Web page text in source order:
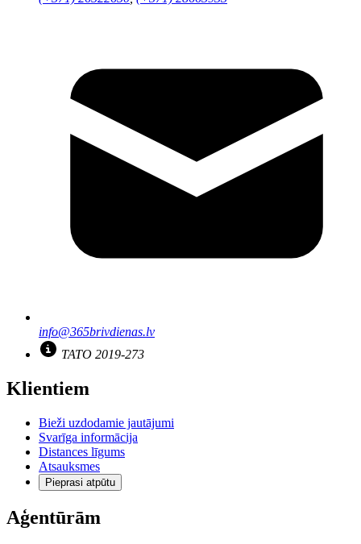
info@365brivdienas.lv
TATO 2019-273
Klientiem
Bieži uzdodamie jautājumi
Svarīga informācija
Distances līgums
Atsauksmes
Pieprasi atpūtu
Aģentūrām